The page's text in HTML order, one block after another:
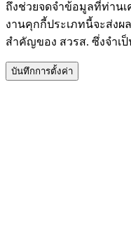
ถึงช่วยจดจำข้อมูลที่ท่านเ
งานคุกกี้ประเภทนี้จะส่งผ
สำคัญของ สวรส. ซึ่งจำเ
บันทึกการตั้งค่า